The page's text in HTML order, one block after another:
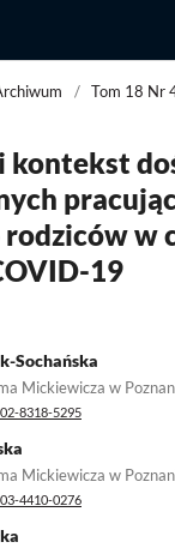
Socjologii
/ Tom 18 Nr
kontekst
w
19
Sochańska
Mickiewicza w
8318-5295
Mickiewicza w
4410-0276